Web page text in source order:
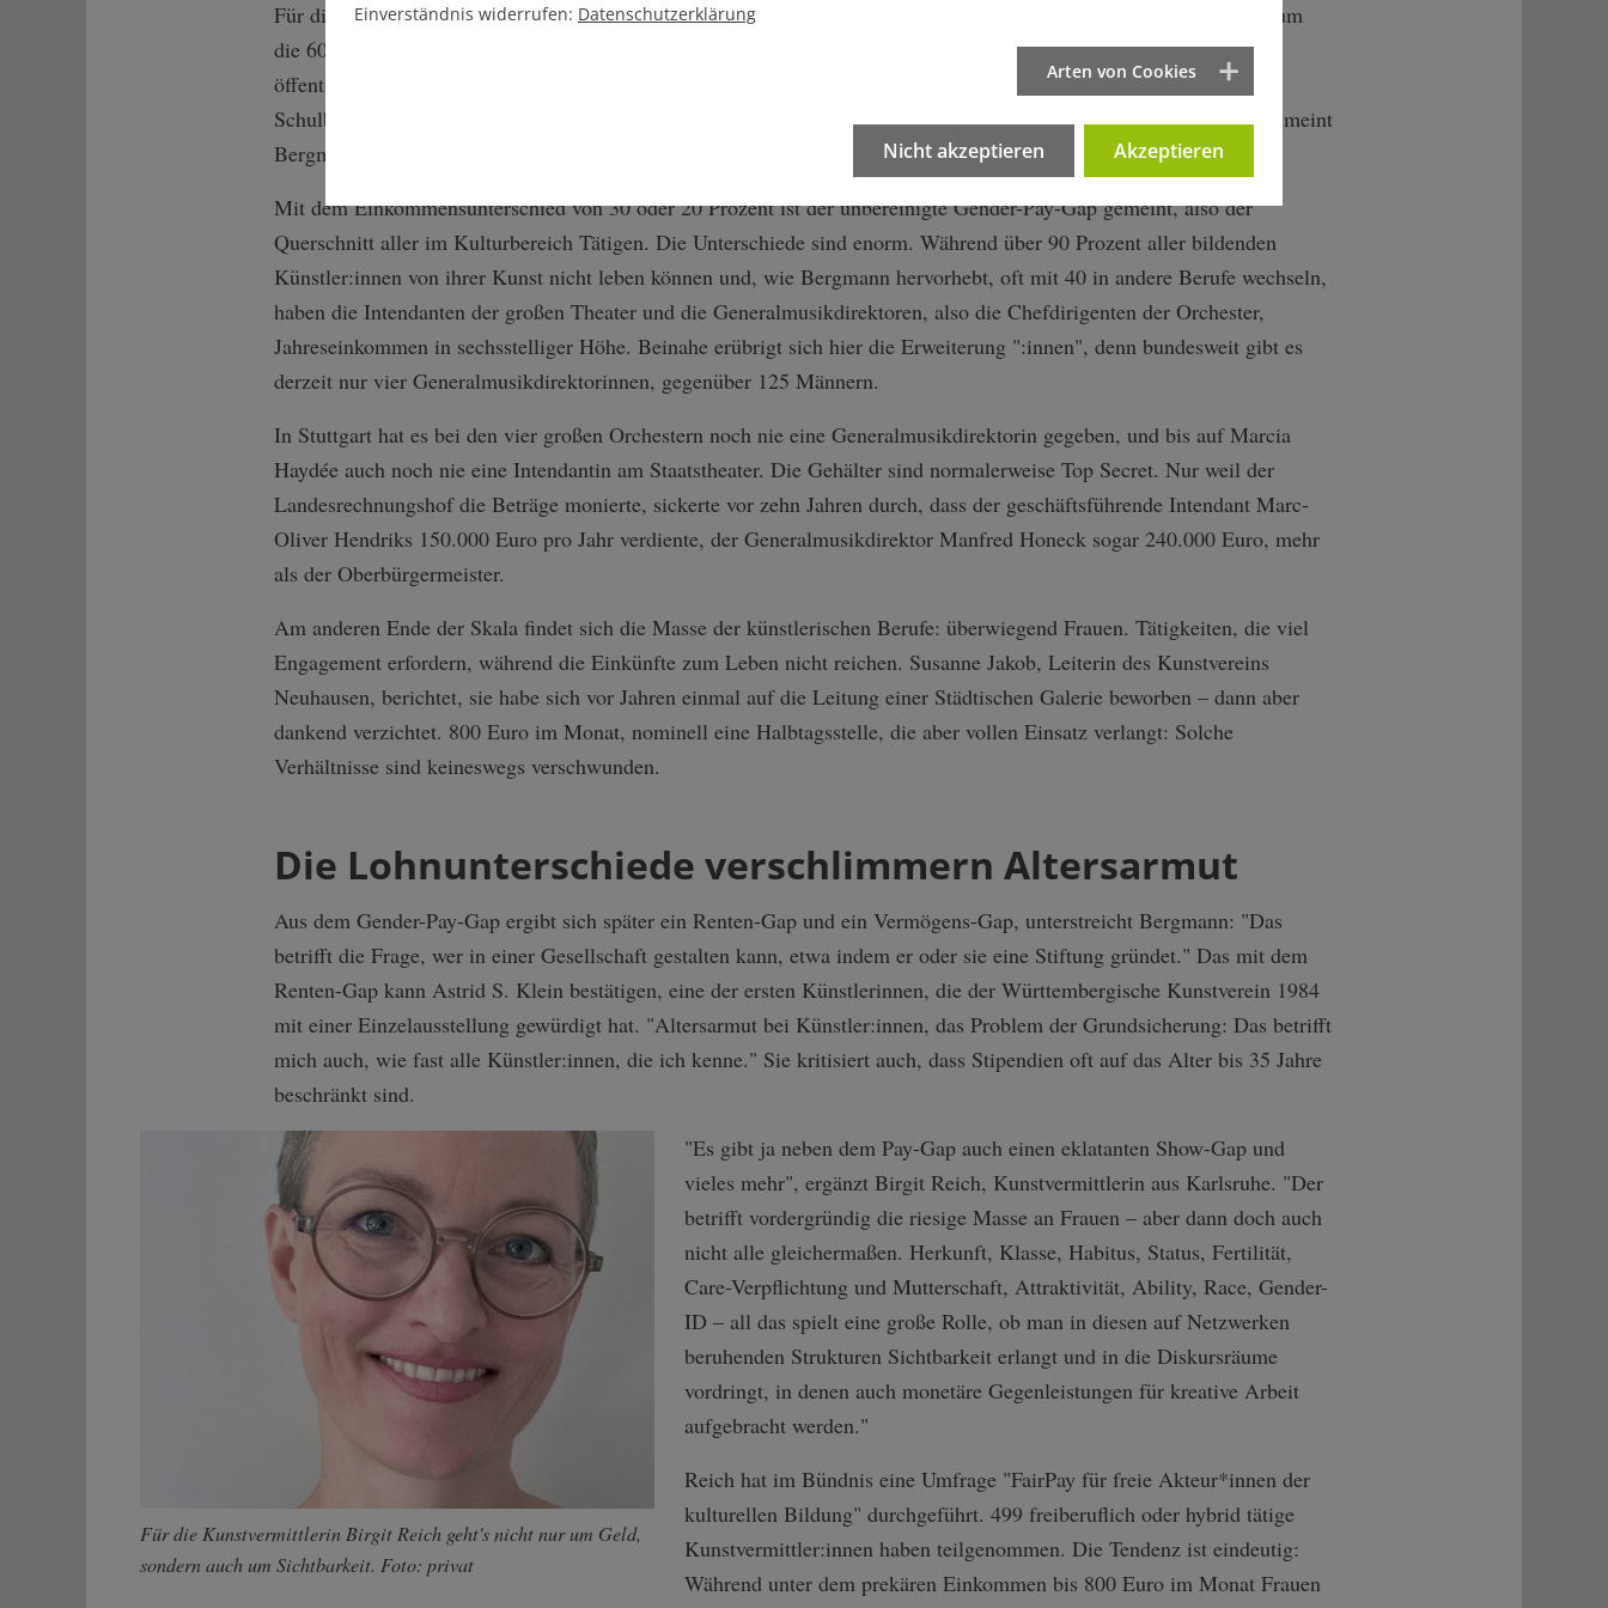
Für die bildende Kunst seien diese Studien wenig aussagekräftig, moniert Bergmann. Obwohl an den Hochschulen um
die 60 Prozent Frauen studieren, seien Künstlerinnen in Ausstellungen zeitgenössischer Kunst, in Museen und
öffentlichen Sammlungen nur zu 20 Prozent vertreten. Bei der Kunst im öffentlichen Raum, den Straßennamen, in
Schulbüchern ergibt sich ein ähnliches Bild. "Frauen wurden aus der Kunstgeschichte absichtlich rausgeschrieben", meint
Bergmann und erinnert an die schwedische Pionierin der Abstraktion Hilma af Klint.
Mit dem Einkommensunterschied von 30 oder 20 Prozent ist der unbereinigte Gender-Pay-Gap gemeint, also der
Querschnitt aller im Kulturbereich Tätigen. Die Unterschiede sind enorm. Während über 90 Prozent aller bildenden
Künstler:innen von ihrer Kunst nicht leben können und, wie Bergmann hervorhebt, oft mit 40 in andere Berufe wechseln,
haben die Intendanten der großen Theater und die Generalmusikdirektoren, also die Chefdirigenten der Orchester,
Jahreseinkommen in sechsstelliger Höhe. Beinahe erübrigt sich hier die Erweiterung ":innen", denn bundesweit gibt es
derzeit nur vier Generalmusikdirektorinnen, gegenüber 125 Männern.
In Stuttgart hat es bei den vier großen Orchestern noch nie eine Generalmusikdirektorin gegeben, und bis auf Marcia
Haydée auch noch nie eine Intendantin am Staatstheater. Die Gehälter sind normalerweise Top Secret. Nur weil der
Landesrechnungshof die Beträge monierte, sickerte vor zehn Jahren durch, dass der geschäftsführende Intendant Marc-
Oliver Hendriks 150.000 Euro pro Jahr verdiente, der Generalmusikdirektor Manfred Honeck sogar 240.000 Euro, mehr
als der Oberbürgermeister.
Am anderen Ende der Skala findet sich die Masse der künstlerischen Berufe: überwiegend Frauen. Tätigkeiten, die viel
Engagement erfordern, während die Einkünfte zum Leben nicht reichen. Susanne Jakob, Leiterin des Kunstvereins
Neuhausen, berichtet, sie habe sich vor Jahren einmal auf die Leitung einer Städtischen Galerie beworben – dann aber
dankend verzichtet. 800 Euro im Monat, nominell eine Halbtagsstelle, die aber vollen Einsatz verlangt: Solche
Verhältnisse sind keineswegs verschwunden.
Die Lohnunterschiede verschlimmern Altersarmut
Aus dem Gender-Pay-Gap ergibt sich später ein Renten-Gap und ein Vermögens-Gap, unterstreicht Bergmann: "Das
betrifft die Frage, wer in einer Gesellschaft gestalten kann, etwa indem er oder sie eine Stiftung gründet." Das mit dem
Renten-Gap kann Astrid S. Klein bestätigen, eine der ersten Künstlerinnen, die der Württembergische Kunstverein 1984
mit einer Einzelausstellung gewürdigt hat. "Altersarmut bei Künstler:innen, das Problem der Grundsicherung: Das betrifft
mich auch, wie fast alle Künstler:innen, die ich kenne." Sie kritisiert auch, dass Stipendien oft auf das Alter bis 35 Jahre
beschränkt sind.
Für die Kunstvermittlerin Birgit Reich geht's nicht nur um Geld,
sondern auch um Sichtbarkeit. Foto: privat
"Es gibt ja neben dem Pay-Gap auch einen eklatanten Show-Gap und
vieles mehr", ergänzt Birgit Reich, Kunstvermittlerin aus Karlsruhe. "Der
betrifft vordergründig die riesige Masse an Frauen – aber dann doch auch
nicht alle gleichermaßen. Herkunft, Klasse, Habitus, Status, Fertilität,
Care-Verpflichtung und Mutterschaft, Attraktivität, Ability, Race, Gender-
ID – all das spielt eine große Rolle, ob man in diesen auf Netzwerken
beruhenden Strukturen Sichtbarkeit erlangt und in die Diskursräume
vordringt, in denen auch monetäre Gegenleistungen für kreative Arbeit
aufgebracht werden."
Reich hat im Bündnis eine Umfrage "FairPay für freie Akteur*innen der
kulturellen Bildung" durchgeführt. 499 freiberuflich oder hybrid tätige
Kunstvermittler:innen haben teilgenommen. Die Tendenz ist eindeutig:
Während unter dem prekären Einkommen bis 800 Euro im Monat Frauen
Einverständnis widerrufen: Datenschutzerklärung
Arten von Cookies
Nicht akzeptieren Akzeptieren